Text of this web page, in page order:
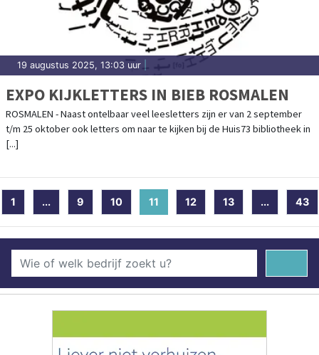
19 augustus 2025, 13:03 uur
EXPO KIJKLETTERS IN BIEB ROSMALEN
ROSMALEN - Naast ontelbaar veel leesletters zijn er van 2 september
t/m 25 oktober ook letters om naar te kijken bij de Huis73 bibliotheek in
[...]
1 ... 9 10 11 (current)
12 13 ... 43